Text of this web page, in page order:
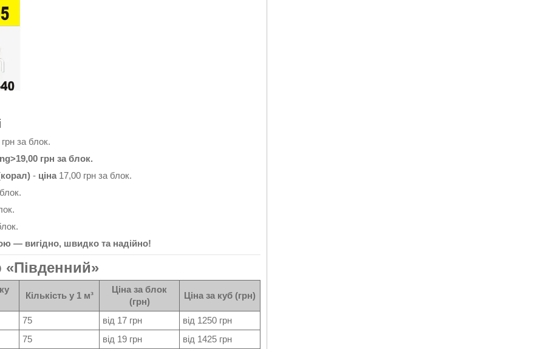
за блок.
грн за блок.
- ціна 17,00 грн за блок.
— вигідно, швидко та надійно!
«Південний»
Кількість у 1 м³
Ціна за блок
(грн)
Ціна за куб (грн)
75 від 17 грн
від 1250 грн
75
від 19 грн
від 1425 грн